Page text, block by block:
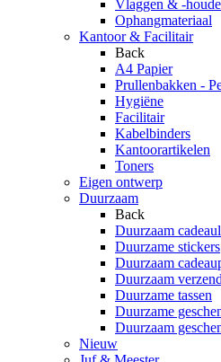
Vlaggen & -
Ophangmateriaal
Kantoor & Facilitair
Back
A4 Papier
Prullenbakken -
Hygiëne
Facilitair
Kabelbinders
Kantoorartikelen
Toners
Eigen ontwerp
Duurzaam
Back
Duurzaam
Duurzame stickers
Duurzaam
Duurzaam
Duurzame tassen
Duurzame
Duurzaam
Nieuw